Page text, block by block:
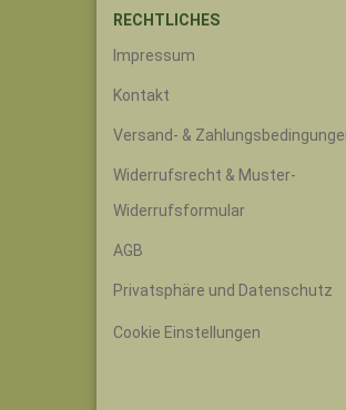
RECHTLICHES
Impressum
Kontakt
Versand- &
Widerrufsrecht & Muster-
Widerrufsformular
AGB
Privatsphäre und Datenschutz
Cookie Einstellungen